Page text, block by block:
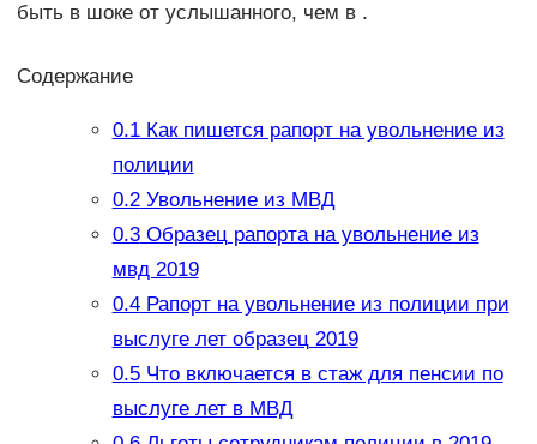
быть в шоке от услышанного, чем в .
Содержание
0.1Как пишется рапорт на увольнение из
полиции
0.2Увольнение из МВД
0.3Образец рапорта на увольнение из
мвд 2019
0.4Рапорт на увольнение из полиции при
выслуге лет образец 2019
0.5Что включается в стаж для пенсии по
выслуге лет в МВД